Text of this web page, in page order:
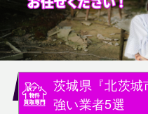
茨城県『北茨
強い業者5選